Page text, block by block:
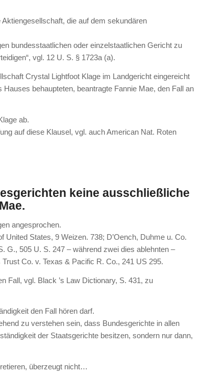
die auf dem sekundären
bundesstaatlichen oder einzelstaatlichen Gericht zu
vgl. 12 U. S. § 1723a (a).
Crystal Lightfoot Klage im Landgericht eingereicht
behaupteten, beantragte Fannie Mae, den Fall an
ab.
auf diese Klausel, vgl. auch American Nat. Roten
keine ausschließliche
angesprochen.
States, 9 Weizen. 738; D’Oench, Duhme u. Co.
G., 505 U. S. 247 – während zwei dies ablehnten –
Co. v. Texas & Pacific R. Co., 241 US 295.
Fall, vgl. Black ’s Law Dictionary, S. 431, zu
den Fall hören darf.
zu verstehen sein, dass Bundesgerichte in allen
der Staatsgerichte besitzen, sondern nur dann,
überzeugt nicht…